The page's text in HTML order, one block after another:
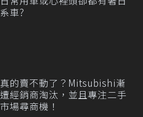
系車?
真的賣不動了？Mitsubishi漸
遭經銷商淘汰，並且專注二手
市場尋商機！